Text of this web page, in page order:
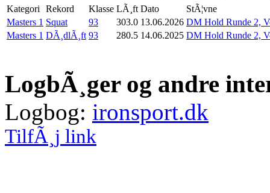
Kategori Rekord Klasse LÃ¸ft Dato
StÃ¦vne
Masters 1 Squat 93 303.0 13.06.2026 DM Hold Runde 2,
Masters 1 DÃ¸dlÃ¸ft 93 280.5 14.06.2025 DM Hold Runde 2,
LogbÃ¸ger og andre
Logbog: ironsport.dk
TilfÃ¸j link